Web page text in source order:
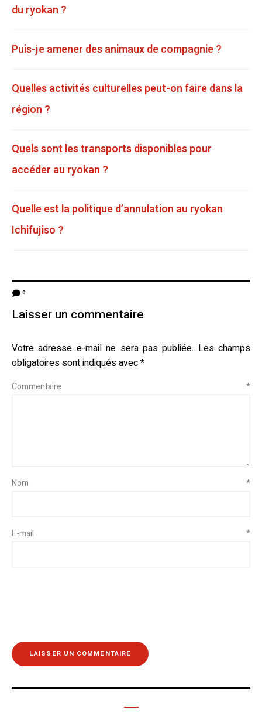
du ryokan ?
Puis-je amener des animaux de compagnie ?
Quelles activités culturelles peut-on faire dans la
région ?
Quels sont les transports disponibles pour
accéder au ryokan ?
Quelle est la politique d’annulation au ryokan
Ichifujiso ?
0
Laisser un commentaire
Votre adresse e-mail ne sera pas publiée. Les champs
obligatoires sont indiqués avec*
Commentaire *
Nom *
E-mail *